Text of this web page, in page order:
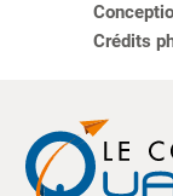
Crédits